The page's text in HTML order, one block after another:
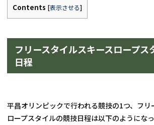
Contents [表示させる]
フリースタイルスキースロープス
日程
平昌オリンピックで行われる競技の1つ、フリ
ロープスタイルの競技日程は以下のようになっ